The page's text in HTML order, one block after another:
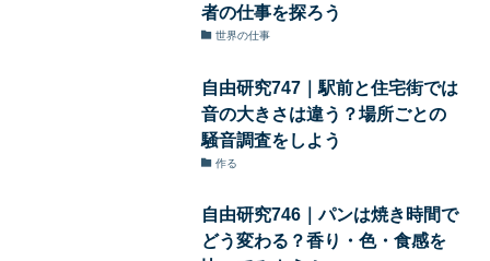
者の仕事を探ろう
世界の仕事
自由研究747｜駅前と住宅街では
音の大きさは違う？場所ごとの
騒音調査をしよう
作る
自由研究746｜パンは焼き時間で
どう変わる？香り・色・食感を